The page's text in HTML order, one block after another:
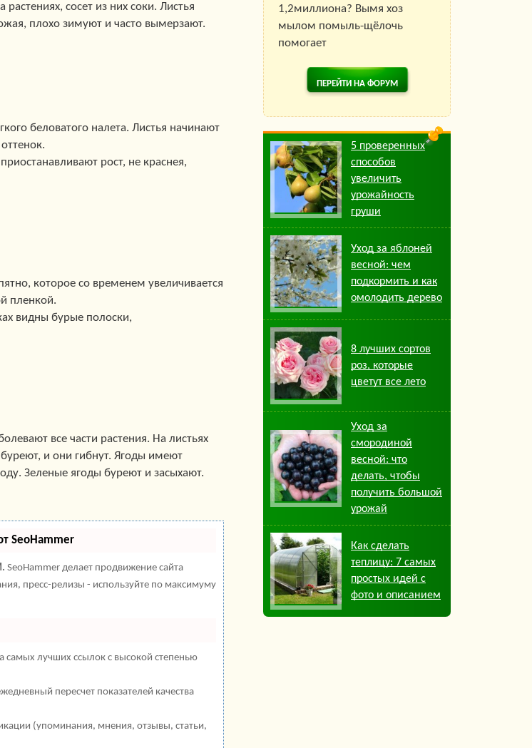
сосет из них соки. Листья
плохо зимуют и часто вымерзают.
беловатого налета. Листья начинают
рост, не краснея,
которое со временем увеличивается
пленкой.
видны бурые полоски,
все части растения. На листьях
и они гибнут. Ягоды имеют
Зеленые ягоды буреют и засыхают.
SeoHammer
SeoHammer делает продвижение сайта
пресс-релизы - используйте по максимуму
лучших ссылок с высокой степенью
пересчет показателей качества
(упоминания, мнения, отзывы, статьи,
1,2миллиона? Вымя хоз
мылом помыль-щёлочь
помогает
ПЕРЕЙТИ НА ФОРУМ
5 проверенных
способов
увеличить
урожайность
груши
Уход за яблоней
весной: чем
подкормить и как
омолодить дерево
8 лучших сортов
роз, которые
цветут все лето
Уход за
смородиной
весной: что
делать, чтобы
получить большой
урожай
Как сделать
теплицу: 7 самых
простых идей с
фото и описанием